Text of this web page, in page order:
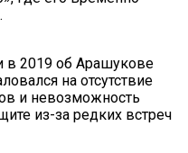
в 2019 об Арашукове
на отсутствие
и невозможность
из-за редких встреч